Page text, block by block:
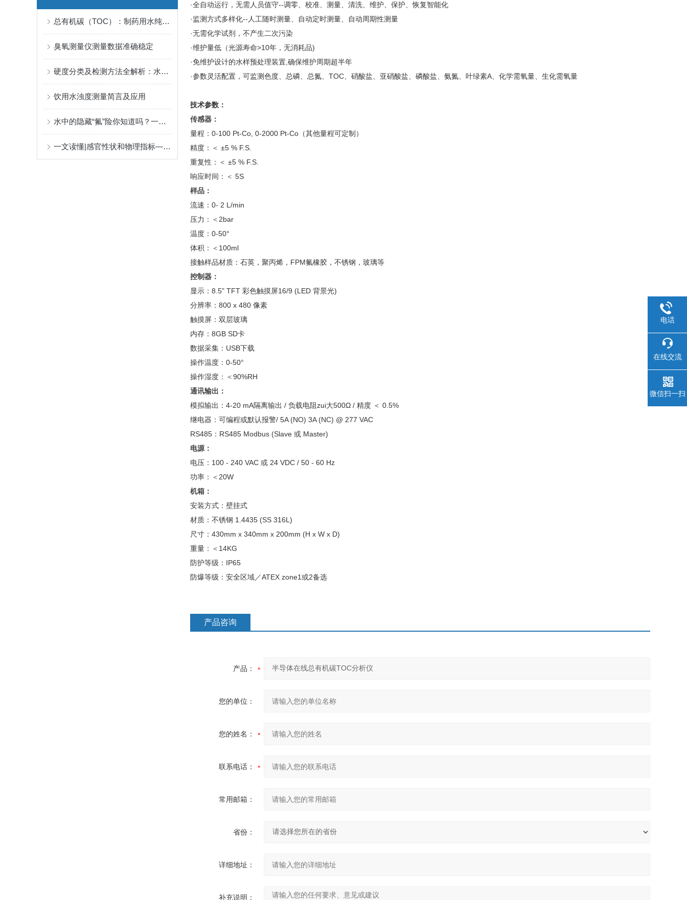
总有机碳（TOC）：制药用水纯度的“隐形质检员”
臭氧测量仪测量数据准确稳定
硬度分类及检测方法全解析：水中残余硬度你知道吗？
饮用水浊度测量简言及应用
水中的隐藏“氟”险你知道吗？一文读懂氟离子监测关键！
一文读懂|感官性状和物理指标——色度
·全自动运行，无需人员值守--调零、校准、测量、清洗、维护、保护、恢复智能化
·监测方式多样化--人工随时测量、自动定时测量、自动周期性测量
·无需化学试剂，不产生二次污染
·维护量低（光源寿命>10年，无消耗品)
·免维护设计的水样预处理装置,确保维护周期超半年
·参数灵活配置，可监测色度、总磷、总氮、TOC、硝酸盐、亚硝酸盐、磷酸盐、氨氮、叶绿素A、化学需氧量、生化需氧量
技术参数：
传感器：
量程：0-100 Pt-Co, 0-2000 Pt-Co（其他量程可定制）
精度：＜ ±5 % F.S.
重复性：＜ ±5 % F.S.
响应时间：＜ 5S
样品：
流速：0- 2 L/min
压力：＜2bar
温度：0-50°
体积：＜100ml
接触样品材质：石英，聚丙烯，FPM氟橡胶，不锈钢，玻璃等
控制器：
显示：8.5" TFT 彩色触摸屏16/9 (LED 背景光)
分辨率：800 x 480 像素
触摸屏：双层玻璃
内存：8GB SD卡
数据采集：USB下载
操作温度：0-50°
操作湿度：＜90%RH
通讯输出：
模拟输出：4-20 mA隔离输出 / 负载电阻zui大500Ω / 精度 ＜ 0.5%
继电器：可编程或默认报警/ 5A (NO) 3A (NC) @ 277 VAC
RS485：RS485 Modbus (Slave 或 Master)
电源：
电压：100 - 240 VAC 或 24 VDC / 50 - 60 Hz
功率：＜20W
机箱：
安装方式：壁挂式
材质：不锈钢 1.4435 (SS 316L)
尺寸：430mm x 340mm x 200mm (H x W x D)
重量：＜14KG
防护等级：IP65
防爆等级：安全区域／ATEX zone1或2备选
产品咨询
产品：
您的单位：
您的姓名：
联系电话：
常用邮箱：
省份：
详细地址：
补充说明：
电话
在线交流
微信扫一扫